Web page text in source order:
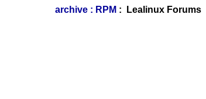
archive : RPM : Lealinux Forums